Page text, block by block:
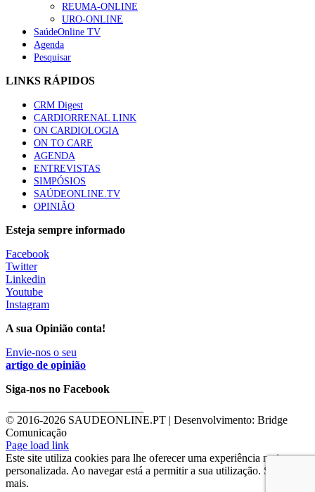
REUMA-ONLINE
URO-ONLINE
SaúdeOnline TV
Agenda
Pesquisar
LINKS RÁPIDOS
CRM Digest
CARDIORRENAL LINK
ON CARDIOLOGIA
ON TO CARE
AGENDA
ENTREVISTAS
SIMPÓSIOS
SAÚDEONLINE.TV
OPINIÃO
Esteja sempre informado
Facebook
Twitter
Linkedin
Youtube
Instagram
A sua Opinião conta!
Envie-nos o seu
artigo de opinião
Siga-nos no Facebook
© 2016-2026 SAUDEONLINE.PT | Desenvolvimento: Bridge
Comunicação
Page load link
Este site utiliza cookies para lhe oferecer uma experiência mais
personalizada. Ao navegar está a permitir a sua utilização. Saber
mais.